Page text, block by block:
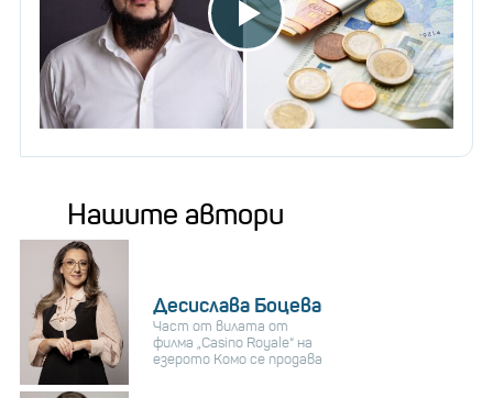
Нашите автори
Десислава Боцева
Част от вилата от
филма „Casino Royale“ на
езерото Комо се продава